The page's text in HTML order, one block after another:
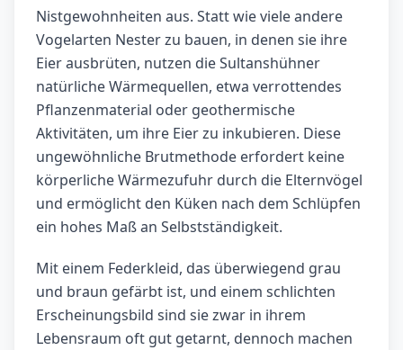
Nistgewohnheiten aus. Statt wie viele andere
Vogelarten Nester zu bauen, in denen sie ihre
Eier ausbrüten, nutzen die Sultanshühner
natürliche Wärmequellen, etwa verrottendes
Pflanzenmaterial oder geothermische
Aktivitäten, um ihre Eier zu inkubieren. Diese
ungewöhnliche Brutmethode erfordert keine
körperliche Wärmezufuhr durch die Elternvögel
und ermöglicht den Küken nach dem Schlüpfen
ein hohes Maß an Selbstständigkeit.
Mit einem Federkleid, das überwiegend grau
und braun gefärbt ist, und einem schlichten
Erscheinungsbild sind sie zwar in ihrem
Lebensraum oft gut getarnt, dennoch machen